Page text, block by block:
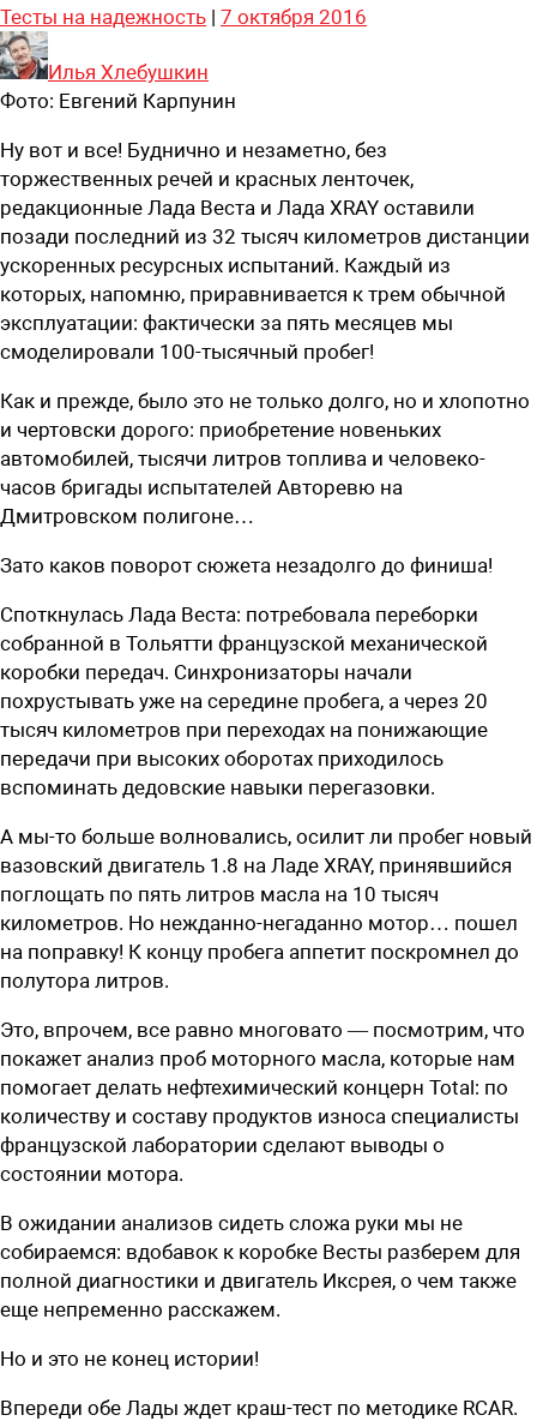
Тесты на надежность | 7 октября 2016
Илья Хлебушкин
Фото: Евгений Карпунин
Ну вот и все! Буднично и незаметно, без
торжественных речей и красных ленточек,
редакционные Лада Веста и Лада XRAY оставили
позади последний из 32 тысяч километров дистанции
ускоренных ресурсных испытаний. Каждый из
которых, напомню, приравнивается к трем обычной
эксплуатации: фактически за пять месяцев мы
смоделировали 100-тысячный пробег!
Как и прежде, было это не только долго, но и хлопотно
и чертовски дорого: приобретение новеньких
автомобилей, тысячи литров топлива и человеко-
часов бригады испытателей Авторевю на
Дмитровском полигоне…
Зато каков поворот сюжета незадолго до финиша!
Споткнулась Лада Веста: потребовала переборки
собранной в Тольятти французской механической
коробки передач. Синхронизаторы начали
похрустывать уже на середине пробега, а через 20
тысяч километров при переходах на понижающие
передачи при высоких оборотах приходилось
вспоминать дедовские навыки перегазовки.
А мы-то больше волновались, осилит ли пробег новый
вазовский двигатель 1.8 на Ладе XRAY, принявшийся
поглощать по пять литров масла на 10 тысяч
километров. Но нежданно-негаданно мотор… пошел
на поправку! К концу пробега аппетит поскромнел до
полутора литров.
Это, впрочем, все равно многовато — посмотрим, что
покажет анализ проб моторного масла, которые нам
помогает делать нефтехимический концерн Total: по
количеству и составу продуктов износа специалисты
французской лаборатории сделают выводы о
состоянии мотора.
В ожидании анализов сидеть сложа руки мы не
собираемся: вдобавок к коробке Весты разберем для
полной диагностики и двигатель Иксрея, о чем также
еще непременно расскажем.
Но и это не конец истории!
Впереди обе Лады ждет краш-тест по методике RCAR.